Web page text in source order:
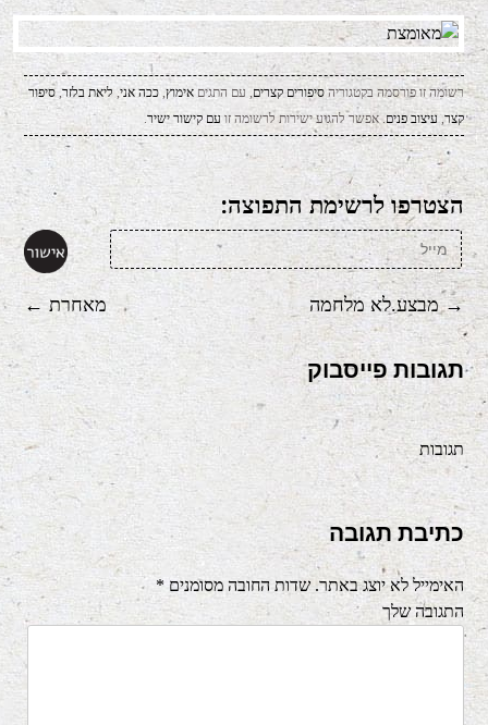
רשומה זו פורסמה בקטגוריהסיפורים קצרים, עם התגיםאימוץ,ככה אני, ליאת בלזר,סיפור
קצר,עיצוב פנים. אפשר להגיע ישירות לרשומה זו עם קישור ישיר.
הצטרפו לרשימת התפוצה:
ניווט
ברשומות
→מבצע.לא מלחמה מאחרת ←
תגובות פייסבוק
תגובות
כתיבת תגובה
האימייל לא יוצג באתר. שדות החובה מסומנים *
התגובה שלך